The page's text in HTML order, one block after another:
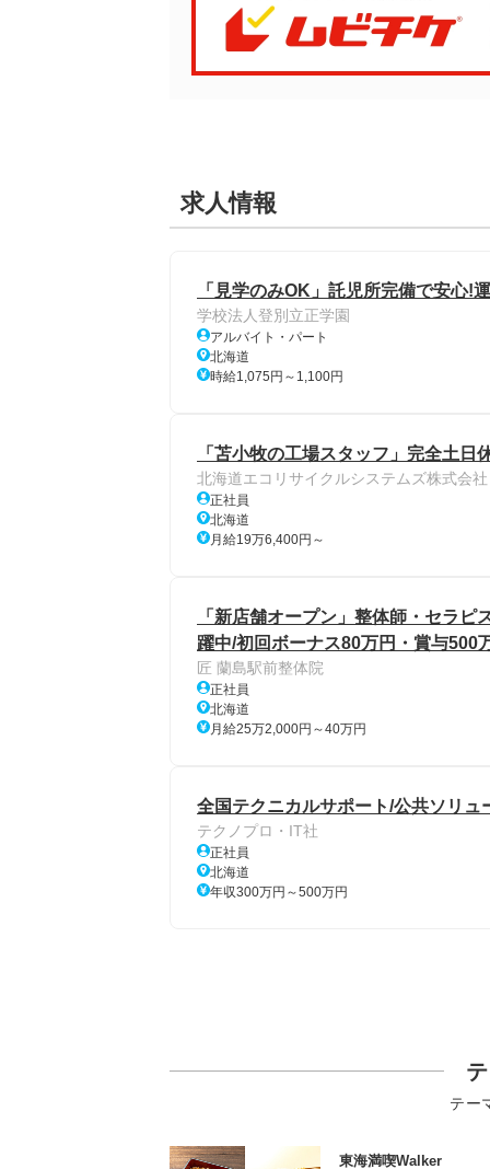
求人情報
「見学のみOK」託児所完備で安心!
学校法人登別立正学園
アルバイト・パート
北海道
時給1,075円～1,100円
「苫小牧の工場スタッフ」完全土
北海道エコリサイクルシステムズ株式会社
正社員
北海道
月給19万6,400円～
「新店舗オープン」整体師・セラ
躍中/初回ボーナス80万円・賞与500
匠 蘭島駅前整体院
正社員
北海道
月給25万2,000円～40万円
全国テクニカルサポート/公共ソリ
テクノプロ・IT社
正社員
北海道
年収300万円～500万円
テー
東海満喫Walker